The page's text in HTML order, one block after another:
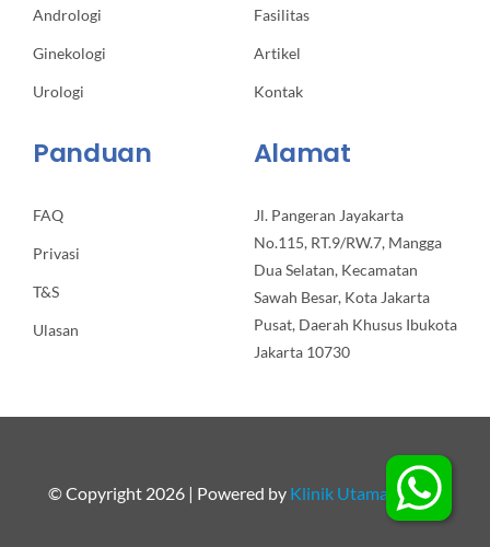
Andrologi
Ginekologi
Urologi
Fasilitas
Artikel
Kontak
Panduan
FAQ
Privasi
T&S
Ulasan
Alamat
Jl. Pangeran Jayakarta
No.115, RT.9/RW.7, Mangga
Dua Selatan, Kecamatan
Sawah Besar, Kota Jakarta
Pusat, Daerah Khusus Ibukota
Jakarta 10730
© Copyright 2026 | Powered by Klinik Utama Apollo